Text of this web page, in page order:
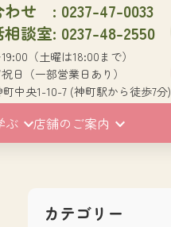
わせ : 0237-47-0033
談室: 0237-48-2550
（土曜は18:00まで）
（一部営業日あり）
中央1-10-7 (神町駅から徒歩7分)
ぶ 店舗のご案内
カテゴリー